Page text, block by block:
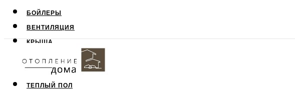
БОЙЛЕРЫ
ВЕНТИЛЯЦИЯ
КРЫША
СТЕНЫ
ТЕПЛЫЙ ПОЛ